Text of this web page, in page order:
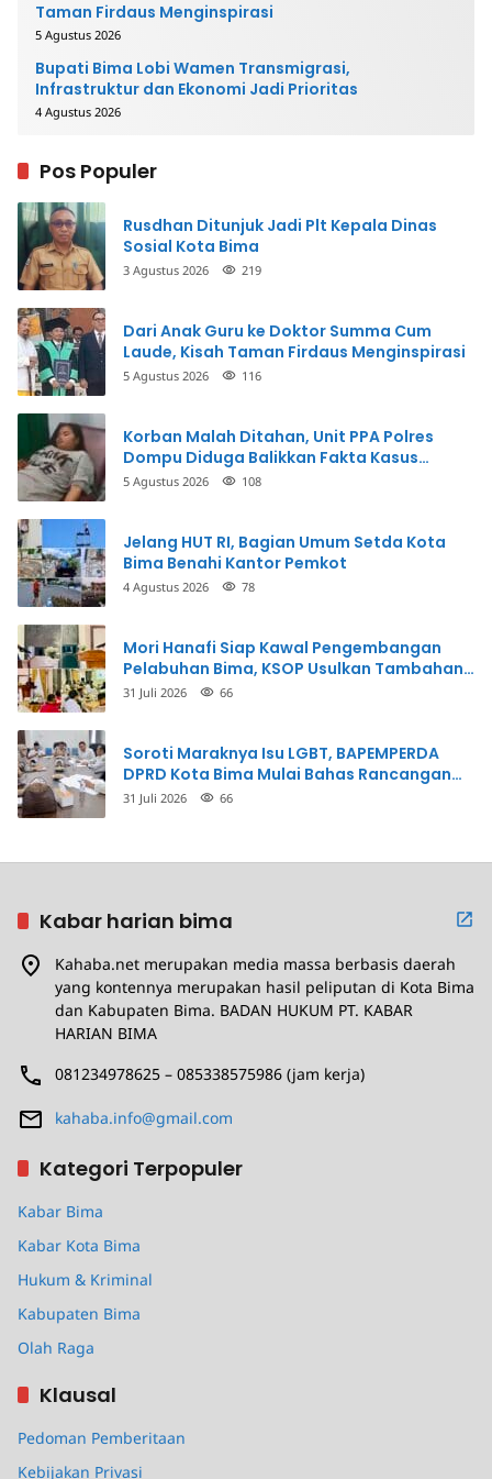
Taman Firdaus Menginspirasi
5 Agustus 2026
Bupati Bima Lobi Wamen Transmigrasi,
Infrastruktur dan Ekonomi Jadi Prioritas
4 Agustus 2026
Pos Populer
Rusdhan Ditunjuk Jadi Plt Kepala Dinas
Sosial Kota Bima
3 Agustus 2026 219
Dari Anak Guru ke Doktor Summa Cum
Laude, Kisah Taman Firdaus Menginspirasi
5 Agustus 2026 116
Korban Malah Ditahan, Unit PPA Polres
Dompu Diduga Balikkan Fakta Kasus
Penganiayaan
5 Agustus 2026 108
Jelang HUT RI, Bagian Umum Setda Kota
Bima Benahi Kantor Pemkot
4 Agustus 2026 78
Mori Hanafi Siap Kawal Pengembangan
Pelabuhan Bima, KSOP Usulkan Tambahan
Dermaga Rp400 Miliar
31 Juli 2026 66
Soroti Maraknya Isu LGBT, BAPEMPERDA
DPRD Kota Bima Mulai Bahas Rancangan
Perda Pencegahan
31 Juli 2026 66
Kabar harian bima
Kahaba.net merupakan media massa berbasis daerah
yang kontennya merupakan hasil peliputan di Kota Bima
dan Kabupaten Bima. BADAN HUKUM PT. KABAR
HARIAN BIMA
081234978625 – 085338575986 (jam kerja)
kahaba.info@gmail.com
Kategori Terpopuler
Kabar Bima
Kabar Kota Bima
Hukum & Kriminal
Kabupaten Bima
Olah Raga
Klausal
Pedoman Pemberitaan
Kebijakan Privasi